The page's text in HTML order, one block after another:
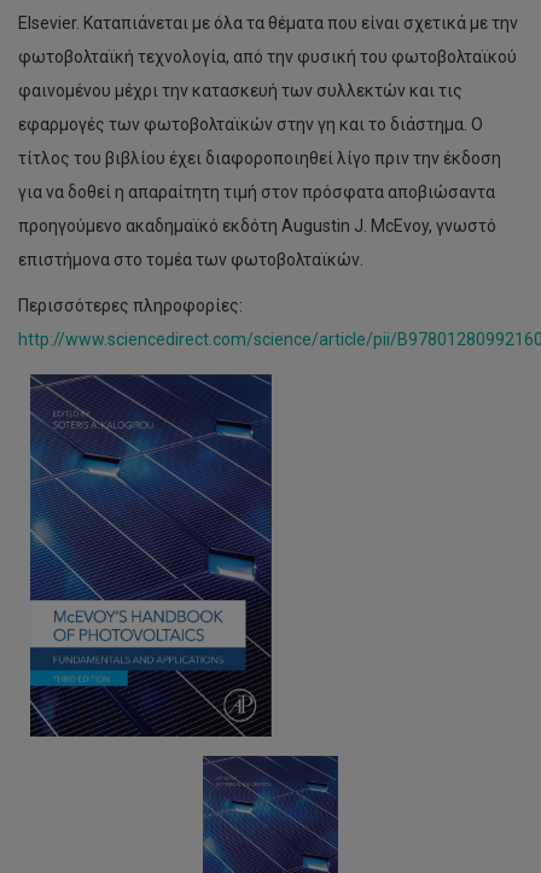
Elsevier. Καταπιάνεται με όλα τα θέματα που είναι σχετικά με την
φωτοβολταϊκή τεχνολογία, από την φυσική του φωτοβολταϊκού
φαινομένου μέχρι την κατασκευή των συλλεκτών και τις
εφαρμογές των φωτοβολταϊκών στην γη και το διάστημα. Ο
τίτλος του βιβλίου έχει διαφοροποιηθεί λίγο πριν την έκδοση
για να δοθεί η απαραίτητη τιμή στον πρόσφατα αποβιώσαντα
προηγούμενο ακαδημαϊκό εκδότη Augustin J. McEvoy, γνωστό
επιστήμονα στο τομέα των φωτοβολταϊκών.
Περισσότερες πληροφορίες:
http://www.sciencedirect.com/science/article/pii/
Διάλεξη